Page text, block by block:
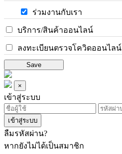
ร่วมงานกับเรา
บริการ/สินค้าออนไลน์
ลงทะเบียนตรวจโควิดออนไลน์
Save
×
เข้าสู่ระบบ
เข้าสู่ระบบ
ลืมรหัสผ่าน?
หากยังไม่ได้เป็นสมาชิก